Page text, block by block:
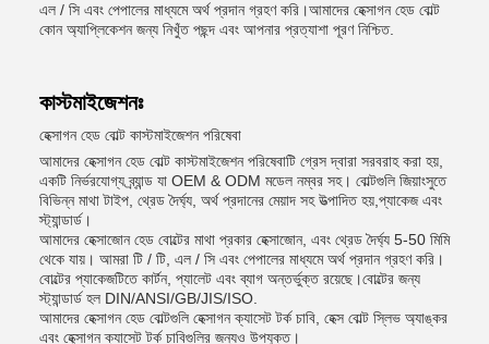
এল / সি এবং পেপালের মাধ্যমে অর্থ প্রদান গ্রহণ করি।আমাদের হেক্সাগন হেড বোল্ট
কোন অ্যাপ্লিকেশন জন্য নিখুঁত পছন্দ এবং আপনার প্রত্যাশা পূরণ নিশ্চিত.
কাস্টমাইজেশনঃ
হেক্সাগন হেড বোল্ট কাস্টমাইজেশন পরিষেবা
আমাদের হেক্সাগন হেড বোল্ট কাস্টমাইজেশন পরিষেবাটি গ্রেস দ্বারা সরবরাহ করা হয়,
একটি নির্ভরযোগ্য ব্র্যান্ড যা OEM & ODM মডেল নম্বর সহ। বোল্টগুলি জিয়াংসুতে
বিভিন্ন মাথা টাইপ, থ্রেড দৈর্ঘ্য, অর্থ প্রদানের মেয়াদ সহ উত্পাদিত হয়,প্যাকেজ এবং
স্ট্যান্ডার্ড।
আমাদের হেক্সাজোন হেড বোল্টের মাথা প্রকার হেক্সাজোন, এবং থ্রেড দৈর্ঘ্য 5-50 মিমি
থেকে যায়। আমরা টি / টি, এল / সি এবং পেপালের মাধ্যমে অর্থ প্রদান গ্রহণ করি।
বোল্টের প্যাকেজটিতে কার্টন, প্যালেট এবং ব্যাগ অন্তর্ভুক্ত রয়েছে।বোল্টের জন্য
স্ট্যান্ডার্ড হল DIN/ANSI/GB/JIS/ISO.
আমাদের হেক্সাগন হেড বোল্টগুলি হেক্সাগন ক্যাসেট টর্ক চাবি, হেক্স বোল্ট স্লিভ অ্যাঙ্কর
এবং হেক্সাগন ক্যাসেট টর্ক চাবিগুলির জন্যও উপযুক্ত।